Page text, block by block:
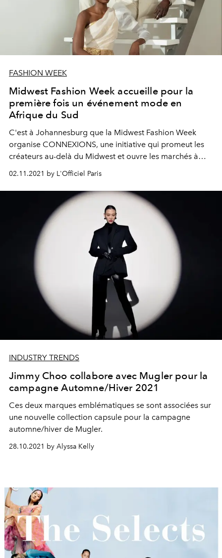
FASHION WEEK
Midwest Fashion Week accueille pour la
première fois un événement mode en
Afrique du Sud
C'est à Johannesburg que la Midwest Fashion Week
organise CONNEXIONS, une initiative qui promeut les
créateurs au-delà du Midwest et ouvre les marchés à
02.11.2021 by L'Officiel Paris
INDUSTRY TRENDS
Jimmy Choo collabore avec Mugler pour la
campagne Automne/Hiver 2021
Ces deux marques emblématiques se sont associées sur
une nouvelle collection capsule pour la campagne
automne/hiver de Mugler.
28.10.2021 by Alyssa Kelly